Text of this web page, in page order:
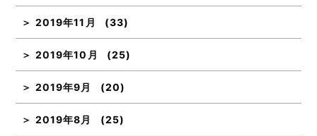
2019年11月 (33)
2019年10月 (25)
2019年9月 (20)
2019年8月 (25)